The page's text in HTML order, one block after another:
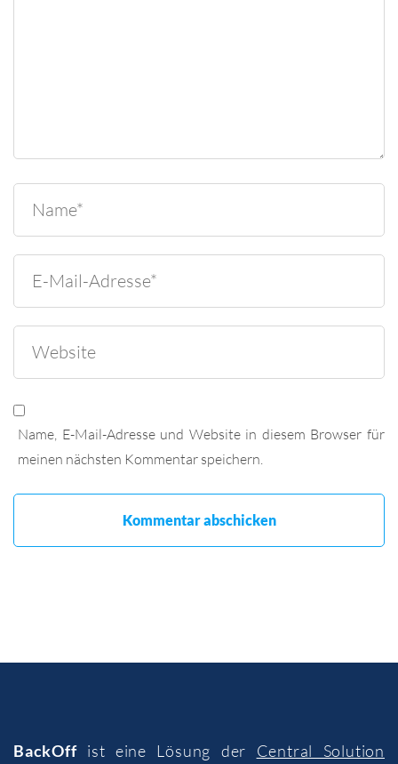
Name, E-Mail-Adresse und Website in diesem Browser für
meinen nächsten Kommentar speichern.
BackOffist eine Lösung der Central Solution